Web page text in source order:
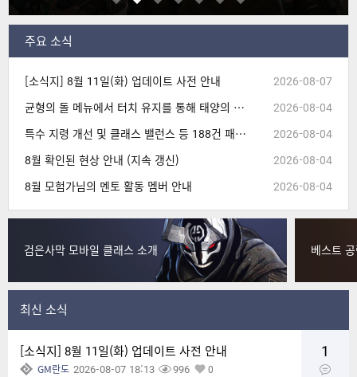
로
드
주요 소식
[소식지] 8월 11일(화) 업데이트 사전 안내
2026-08-07
균형의 돌 메뉴에서 터치 유지를 통해 태양의 결정, 혼돈의 결정 아이템을 연속으로 사용할 수 없는 현상 수정
2026-08-04
특수 지령 개선 및 클래스 밸런스 등 188건 패치 (8/4 14:30, 내용 추가)
2026-08-04
8월 확인된 현상 안내 (지속 갱신)
2026-08-04
8월 모험가님의 멘토 활동 멤버 안내
2026-08-04
검은사막 모바일 클래스 소개 베스트
최신 소식
1
[소식지] 8월 11일(화) 업데이트 사전 안내
GM란도 2026-08-07 18:13 996 0